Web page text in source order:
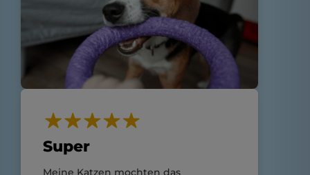
Super
Meine Katzen mochten das